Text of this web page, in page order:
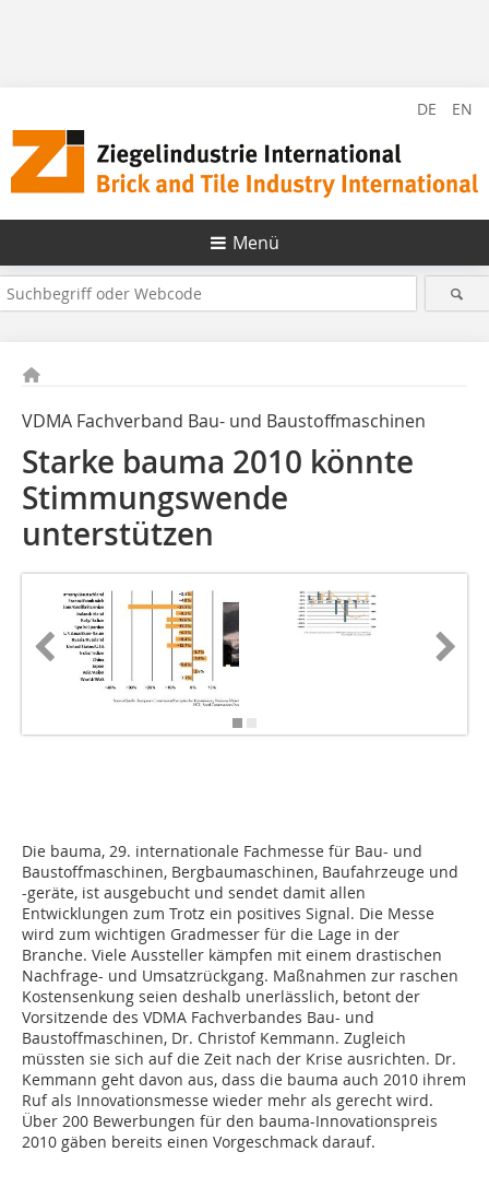
DE EN
Menü
VDMA Fachverband Bau- und Baustoffmaschinen
Starke bauma 2010 könnte
Stimmungswende
unterstützen
Die bauma, 29. internationale Fachmesse für Bau- und
Baustoffmaschinen, Bergbaumaschinen, Baufahrzeuge und
-geräte, ist ausgebucht und sendet damit allen
Entwicklungen zum Trotz ein positives Signal. Die Messe
wird zum wichtigen Gradmesser für die Lage in der
Branche. Viele Aussteller kämpfen mit einem drastischen
Nachfrage- und Umsatzrückgang. Maßnahmen zur raschen
Kostensenkung seien deshalb unerlässlich, betont der
Vorsitzende des VDMA Fachverbandes Bau- und
Baustoffmaschinen, Dr. Christof Kemmann. Zugleich
müssten sie sich auf die Zeit nach der Krise ausrichten. Dr.
Kemmann geht davon aus, dass die bauma auch 2010 ihrem
Ruf als Innovationsmesse wieder mehr als gerecht wird.
Über 200 Bewerbungen für den bauma-Innovationspreis
2010 gäben bereits einen Vorgeschmack darauf.